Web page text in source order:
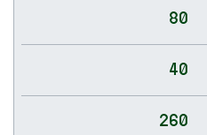
80
40
260